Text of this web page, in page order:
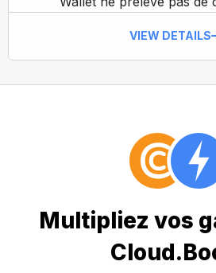
VIEW DETAILS
Multipliez vos